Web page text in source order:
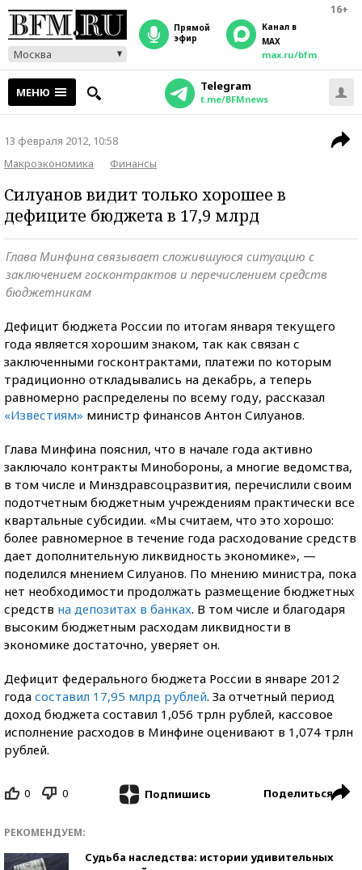
16+
Москва
прямой
эфир
Канал в
MAX
max.ru/bfm
МЕНЮ Telegram
t.me/BFMnews
13 февраля 2012, 10:58
Макроэкономика
Финансы
Силуанов видит только хорошее в
дефиците бюджета в 17,9 млрд
Глава Минфина связывает сложившуюся ситуацию с
заключением госконтрактов и перечислением средств
бюджетникам
Дефицит бюджета России по итогам января текущего
года является хорошим знаком, так как связан с
заключенными госконтрактами, платежи по которым
традиционно откладывались на декабрь, а теперь
равномерно распределены по всему году, рассказал
«Известиям» министр финансов Антон Силуанов.
Глава Минфина пояснил, что в начале года активно
заключало контракты Минобороны, а многие ведомства,
в том числе и Минздравсоцразвития, перечислили своим
подотчетным бюджетным учреждениям практически все
квартальные субсидии. «Мы считаем, что это хорошо:
более равномерное в течение года расходование средств
дает дополнительную ликвидность экономике», —
поделился мнением Силуанов. По мнению министра, пока
нет необходимости продолжать размещение бюджетных
средств на депозитах в банках. В том числе и благодаря
высоким бюджетным расходам ликвидности в
экономике достаточно, уверяет он.
Дефицит федерального бюджета России в январе 2012
года составил 17,95 млрд рублей. За отчетный период
доход бюджета составил 1,056 трлн рублей, кассовое
исполнение расходов в Минфине оценивают в 1,074 трлн
рублей.
0 0 Подпишись Поделиться
РЕКОМЕНДУЕМ:
Судьба наследства: истории удивительных